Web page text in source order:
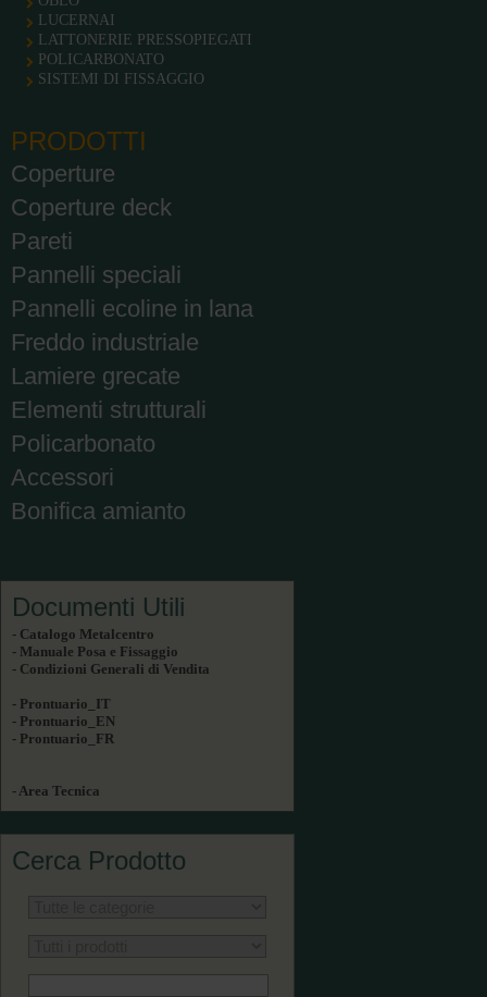
LUCERNAI
LATTONERIE PRESSOPIEGATI
POLICARBONATO
SISTEMI DI FISSAGGIO
PRODOTTI
Coperture
Coperture deck
Pareti
Pannelli speciali
Pannelli ecoline in lana
Freddo industriale
Lamiere grecate
Elementi strutturali
Policarbonato
Accessori
Bonifica amianto
Documenti Utili
- Catalogo Metalcentro
- Manuale Posa e Fissaggio
- Condizioni Generali di Vendita
- Prontuario_IT
- Prontuario_EN
- Prontuario_FR
- Area Tecnica
Cerca Prodotto